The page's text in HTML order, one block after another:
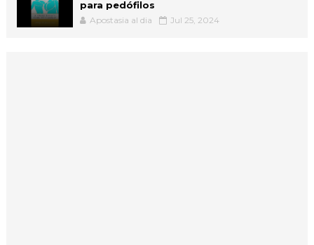
para pedófilos
Apostasia al dia Jul 25, 2024